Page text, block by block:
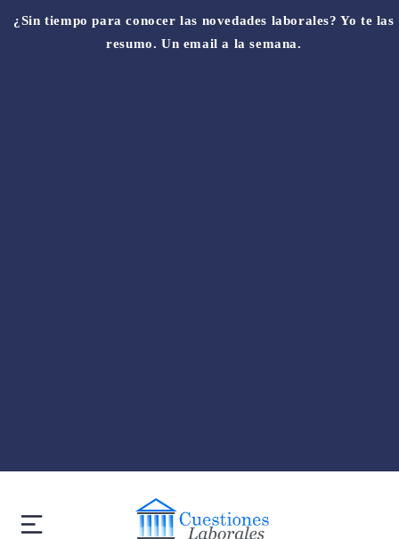
¿Sin tiempo para conocer las novedades laborales? Yo te las
resumo. Un email a la semana.